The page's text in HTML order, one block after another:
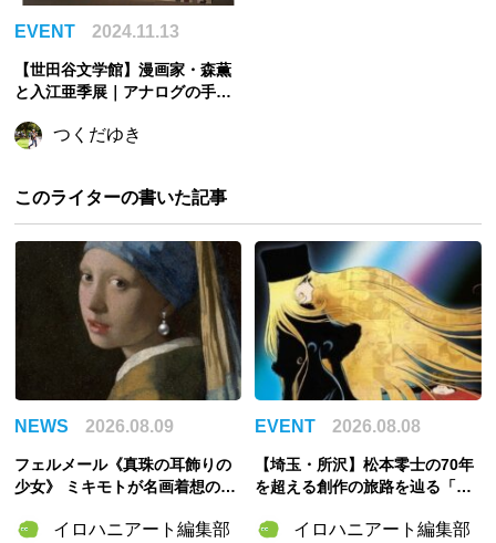
EVENT 2024.11.13
【世田谷文学館】漫画家・森薫
と入江亜季展｜アナログの手描
つくだゆき
このライターの書いた記事
NEWS 2026.08.09
フェルメール《真珠の耳飾りの
少女》 ミキモトが名画着想の特
イロハニアート編集部
EVENT 2026.08.08
【埼玉・所沢】松本零士の70年
を超える創作の旅路を辿る「松
ジアムで開催決定！
イロハニアート編集部